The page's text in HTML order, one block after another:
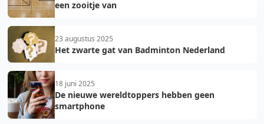
een zooitje van
23 augustus 2025
Het zwarte gat van Badminton Nederland
18 juni 2025
De nieuwe wereldtoppers hebben geen
smartphone